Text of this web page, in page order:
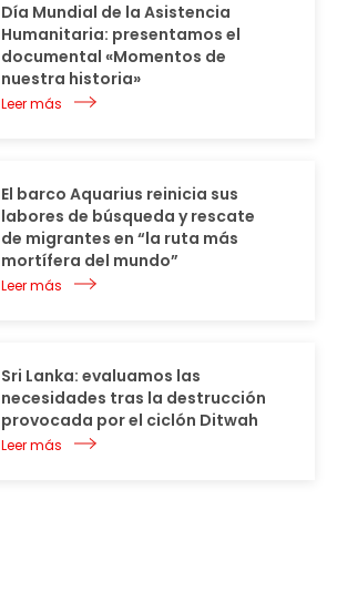
Día Mundial de la Asistencia
Humanitaria: presentamos el
documental «Momentos de
nuestra historia»
Leer más
El barco Aquarius reinicia sus
labores de búsqueda y rescate
de migrantes en “la ruta más
mortífera del mundo”
Leer más
Sri Lanka: evaluamos las
necesidades tras la destrucción
provocada por el ciclón Ditwah
Leer más